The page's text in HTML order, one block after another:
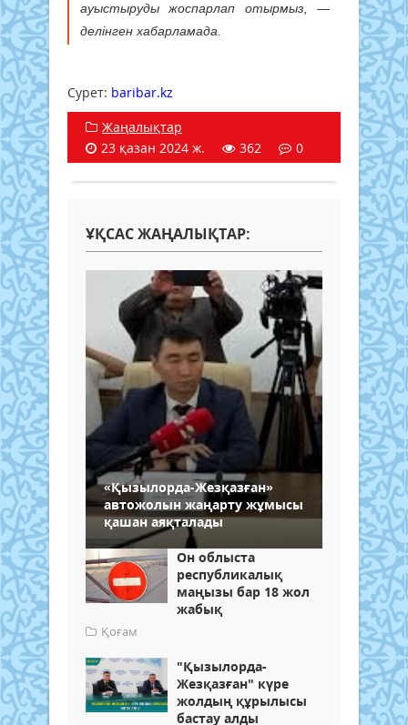
ауыстыруды жоспарлап отырмыз, —
делінген хабарламада.
Сурет: ​ baribar.kz
Жаңалықтар
23 қазан 2024 ж.
362 0
ҰҚСАС ЖАҢАЛЫҚТАР:
«Қызылорда-Жезқазған»
автожолын жаңарту жұмысы
қашан аяқталады
Он облыста
республикалық
маңызы бар 18 жол
жабық
Қоғам
"Қызылорда-
Жезқазған" күре
жолдың құрылысы
бастау алды